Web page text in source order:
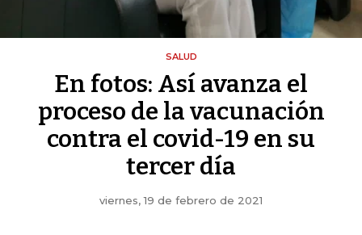
SALUD
En fotos: Así avanza el
proceso de la vacunación
contra el covid-19 en su
tercer día
viernes, 19 de febrero de 2021